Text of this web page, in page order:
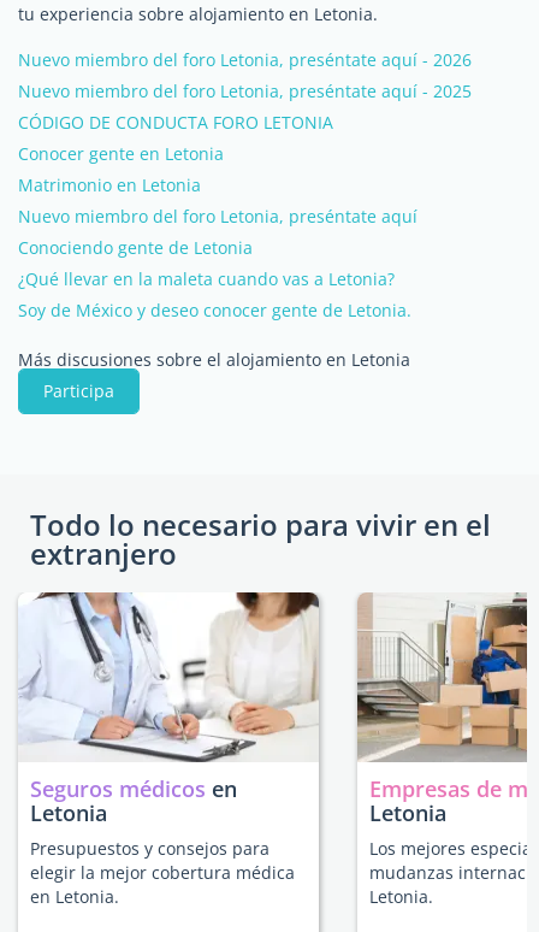
tu experiencia sobre alojamiento en Letonia.
Nuevo miembro del foro Letonia, preséntate aquí - 2026
Nuevo miembro del foro Letonia, preséntate aquí - 2025
CÓDIGO DE CONDUCTA FORO LETONIA
Conocer gente en Letonia
Matrimonio en Letonia
Nuevo miembro del foro Letonia, preséntate aquí
Conociendo gente de Letonia
¿Qué llevar en la maleta cuando vas a Letonia?
Soy de México y deseo conocer gente de Letonia.
Más discusiones sobre el alojamiento en Letonia
Participa
Todo lo necesario para vivir en el
extranjero
Seguros médicos en
Letonia
Presupuestos y consejos para
elegir la mejor cobertura médica
en Letonia.
Empresas de
Letonia
Los mejores
mudanzas
Letonia.